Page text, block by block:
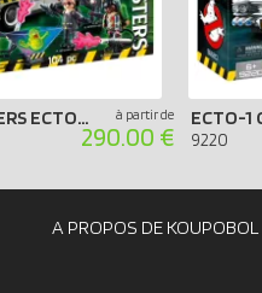
GHOSTBUSTERS ECTO-1A à partir de
290.00 €
ECTO-1
9220
A PROPOS DE KOUPOBOL